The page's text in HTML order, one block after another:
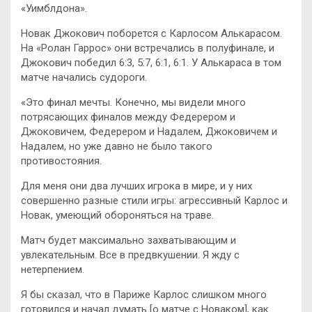
«Уимблдона».
Новак Джокович поборется с Карлосом Алькарасом.
На «Ролан Гаррос» они встречались в полуфинале, и
Джокович победил 6:3, 5:7, 6:1, 6:1. У Алькараса в том
матче начались судороги.
«Это финал мечты. Конечно, мы видели много
потрясающих финалов между Федерером и
Джоковичем, Федерером и Надалем, Джоковичем и
Надалем, но уже давно не было такого
противостояния.
Для меня они два лучших игрока в мире, и у них
совершенно разные стили игры: агрессивный Карлос и
Новак, умеющий обороняться на траве.
Матч будет максимально захватывающим и
увлекательным. Все в предвкушении. Я жду с
нетерпением.
Я бы сказал, что в Париже Карлос слишком много
готовился и начал думать [о матче с Новаком], как